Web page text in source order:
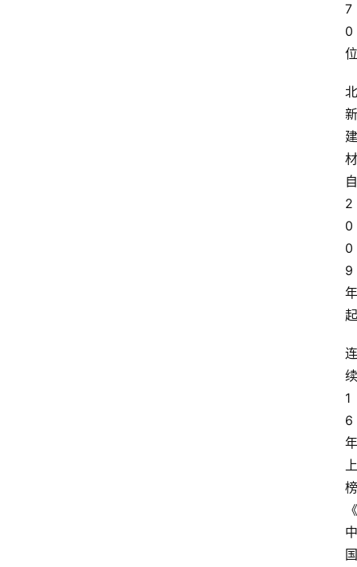
7
0
位
北
新
建
材
自
2
0
0
9
年
起
连
续
1
6
年
上
榜
《
中
国